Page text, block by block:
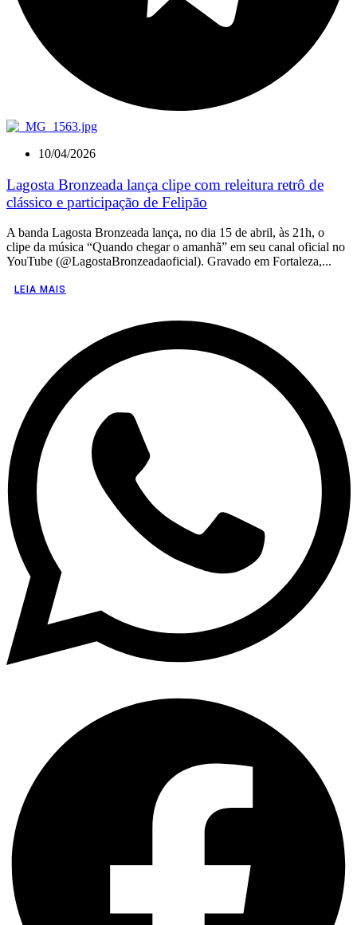
10/04/2026
Lagosta Bronzeada lança clipe com releitura retrô de
clássico e participação de Felipão
A banda Lagosta Bronzeada lança, no dia 15 de abril, às 21h, o
clipe da música “Quando chegar o amanhã” em seu canal oficial no
YouTube (@LagostaBronzeadaoficial). Gravado em Fortaleza,...
LEIA MAIS